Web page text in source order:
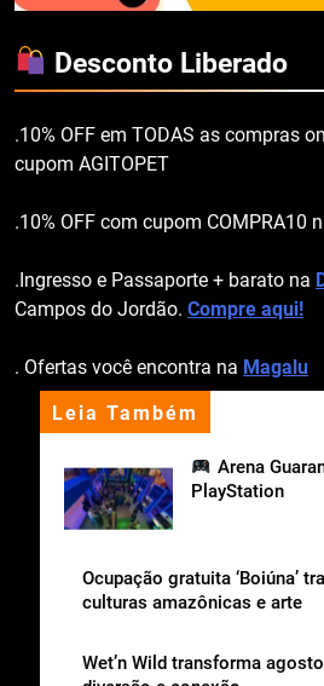
Leia Também
Arena
PlayStation
Ocupação gratuita ‘Boiúna’
culturas amazônicas e arte
Wet’n Wild transforma
Desconto Liberado
.10% OFF em TODAS as compras
cupom AGITOPET
.10% OFF com cupom COMPRA10
.Ingresso e Passaporte + barato na
Campos do Jordão. Compre aqui!
. Ofertas você encontra na Magalu
apoio